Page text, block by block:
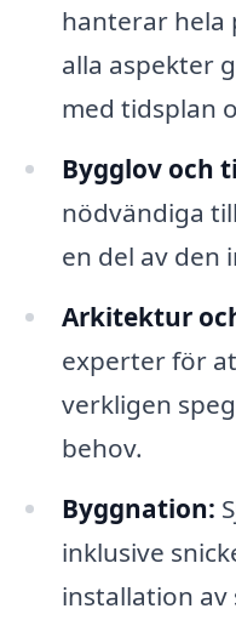
hanterar hela
alla aspekter
med tidsplan
Bygglov och
nödvändiga
en del av den
Arkitektur
experter för
verkligen
behov.
Byggnation:
inklusive
installation av